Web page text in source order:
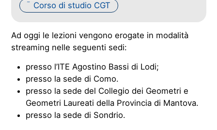
PDF Corso di studio CGT
Ad oggi le lezioni vengono erogate in modalità
streaming nelle seguenti sedi:
presso l’ITE Agostino Bassi di Lodi;
presso la sede di Como.
presso la sede del Collegio dei Geometri e
Geometri Laureati della Provincia di Mantova.
presso la sede di Sondrio.